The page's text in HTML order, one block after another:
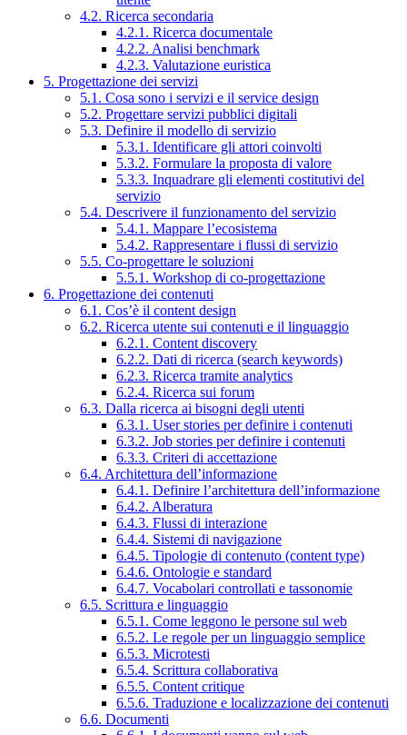
4.2. Ricerca secondaria
4.2.1. Ricerca documentale
4.2.2. Analisi benchmark
4.2.3. Valutazione euristica
5. Progettazione dei servizi
5.1. Cosa sono i servizi e il service design
5.2. Progettare servizi pubblici digitali
5.3. Definire il modello di servizio
5.3.1. Identificare gli attori coinvolti
5.3.2. Formulare la proposta di valore
5.3.3. Inquadrare gli elementi costitutivi del
servizio
5.4. Descrivere il funzionamento del servizio
5.4.1. Mappare l’ecosistema
5.4.2. Rappresentare i flussi di servizio
5.5. Co-progettare le soluzioni
5.5.1. Workshop di co-progettazione
6. Progettazione dei contenuti
6.1. Cos’è il content design
6.2. Ricerca utente sui contenuti e il linguaggio
6.2.1. Content discovery
6.2.2. Dati di ricerca (search keywords)
6.2.3. Ricerca tramite analytics
6.2.4. Ricerca sui forum
6.3. Dalla ricerca ai bisogni degli utenti
6.3.1. User stories per definire i contenuti
6.3.2. Job stories per definire i contenuti
6.3.3. Criteri di accettazione
6.4. Architettura dell’informazione
6.4.1. Definire l’architettura dell’informazione
6.4.2. Alberatura
6.4.3. Flussi di interazione
6.4.4. Sistemi di navigazione
6.4.5. Tipologie di contenuto (content type)
6.4.6. Ontologie e standard
6.4.7. Vocabolari controllati e tassonomie
6.5. Scrittura e linguaggio
6.5.1. Come leggono le persone sul web
6.5.2. Le regole per un linguaggio semplice
6.5.3. Microtesti
6.5.4. Scrittura collaborativa
6.5.5. Content critique
6.5.6. Traduzione e localizzazione dei contenuti
6.6. Documenti